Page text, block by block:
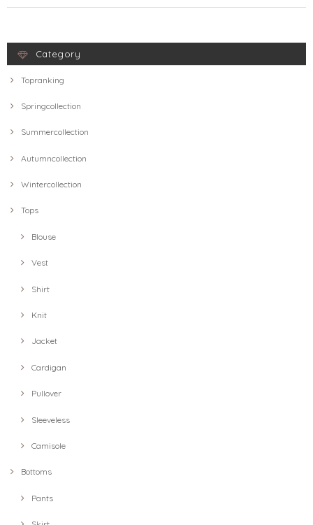
Category
Topranking
Springcollection
Summercollection
Autumncollection
Wintercollection
Tops
Blouse
Vest
Shirt
Knit
Jacket
Cardigan
Pullover
Sleeveless
Camisole
Bottoms
Pants